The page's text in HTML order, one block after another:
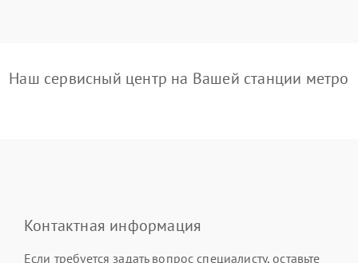
Наш сервисный центр на Вашей станции метро
Контактная информация
Если требуется задать вопрос специалисту, оставьте